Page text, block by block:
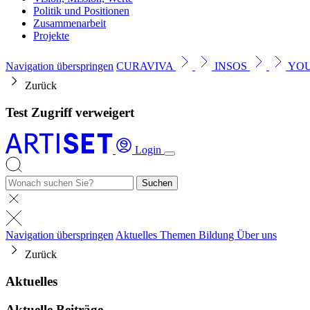
Politik und Positionen
Zusammenarbeit
Projekte
Navigation überspringen CURAVIVA INSOS
Zurück
Test Zugriff verweigert
Login
Suchen
Navigation überspringen Aktuelles Themen Bildung Über uns
Zurück
Aktuelles